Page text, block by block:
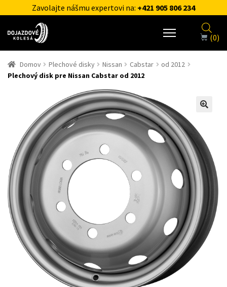
Zavolajte nášmu expertovi na: +421 905 806 234
(0)
Domov Plechové disky Nissan Cabstar
od 2012
Plechový disk pre Nissan Cabstar od 2012